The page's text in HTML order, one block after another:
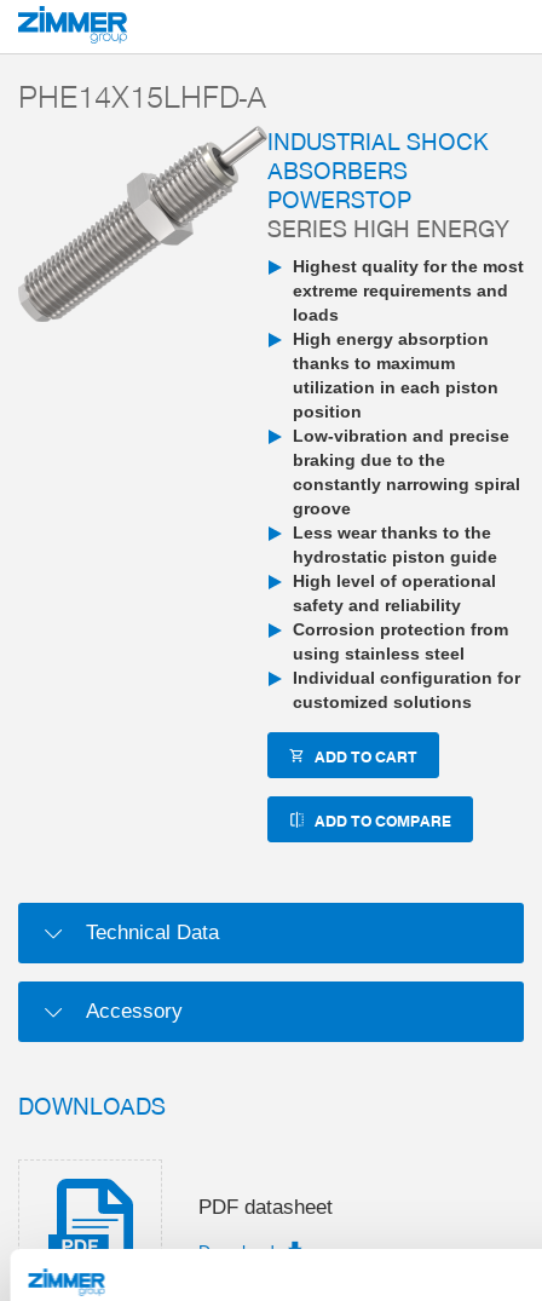
Start Products
PHE14X15LHFD-A
INDUSTRIAL SHOCK
ABSORBERS
POWERSTOP
SERIES HIGH ENERGY
Highest quality for the most
extreme requirements and
loads
High energy absorption
thanks to maximum
utilization in each piston
position
Low-vibration and precise
braking due to the
constantly narrowing spiral
groove
Less wear thanks to the
hydrostatic piston guide
High level of operational
safety and reliability
Corrosion protection from
using stainless steel
Individual configuration for
customized solutions
ADD TO CART
ADD TO COMPARE
Technical Data
Accessory
DOWNLOADS
PDF datasheet
Download